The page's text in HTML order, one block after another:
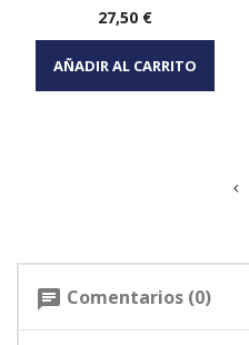
Precio
27,50 €
AÑADIR AL CARRITO
chat Comentarios (0)